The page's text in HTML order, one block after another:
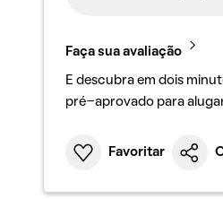
Faça sua avaliação
E descubra em dois
pré-aprovado para
Favoritar